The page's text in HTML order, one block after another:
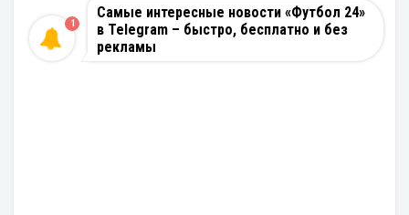
Самые интересные новости «Футбол 24»
в Telegram – быстро, бесплатно и без
рекламы
1